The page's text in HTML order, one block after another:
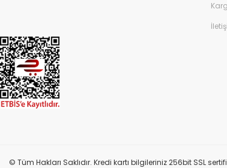
© Tüm Hakları Saklıdır. Kredi kartı bilgileriniz 256bit SSL